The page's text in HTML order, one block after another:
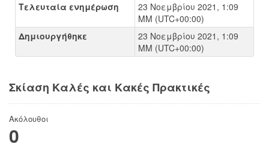
Τελευταία ενημέρωση
23 Νοεμβρίου 2021, 1:09
ΜΜ (UTC+00:00)
Δημιουργήθηκε
23 Νοεμβρίου 2021, 1:09
ΜΜ (UTC+00:00)
Σκίαση Καλές και Κακές Πρακτικές
Ακόλουθοι
0